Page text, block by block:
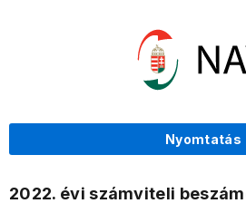
Nyomtatás
2022. évi számviteli